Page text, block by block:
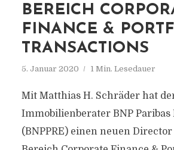
BEREICH
FINANCE &
TRANSACTIONS
5. Januar 2020 1 Min. Lesedauer
Mit Matthias H. Schräder hat
Immobilienberater BNP Paribas
(BNPPRE) einen neuen